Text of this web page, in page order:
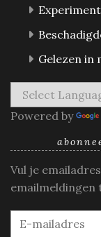
Gelezen in
Powered by
Vul je
emailmeldingen
E-